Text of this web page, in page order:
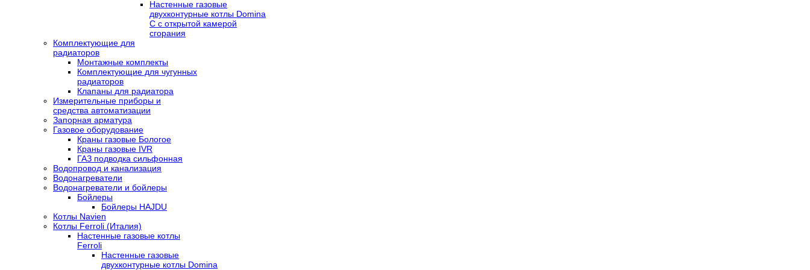
Настенные газовые
двухконтурные котлы Domina
C с открытой камерой
сгорания
Комплектующие для
радиаторов
Монтажные комплекты
Комплектующие для чугунных
радиаторов
Клапаны для радиатора
Измерительные приборы и
средства автоматизации
Запорная арматура
Газовое оборудование
Краны газовые Бологое
Краны газовые IVR
ГАЗ подводка сильфонная
Водопровод и канализация
Водонагреватели
Водонагреватели и бойлеры
Бойлеры
Бойлеры HAJDU
Котлы Navien
Котлы Ferroli (Италия)
Настенные газовые котлы
Ferroli
Настенные газовые
двухконтурные котлы Domina